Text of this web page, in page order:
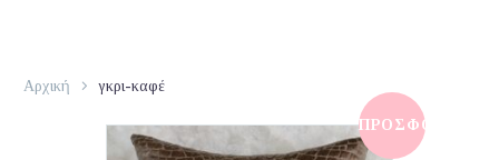
Αρχική γκρι-καφέ
ΠΡΟΣΦΟΡΆ!